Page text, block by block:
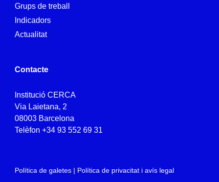
Grups de treball
Indicadors
Actualitat
Contacte
Institució CERCA
Via Laietana, 2
08003 Barcelona
Telèfon +34 93 552 69 31
Política de galetes | Política de privacitat i avís legal